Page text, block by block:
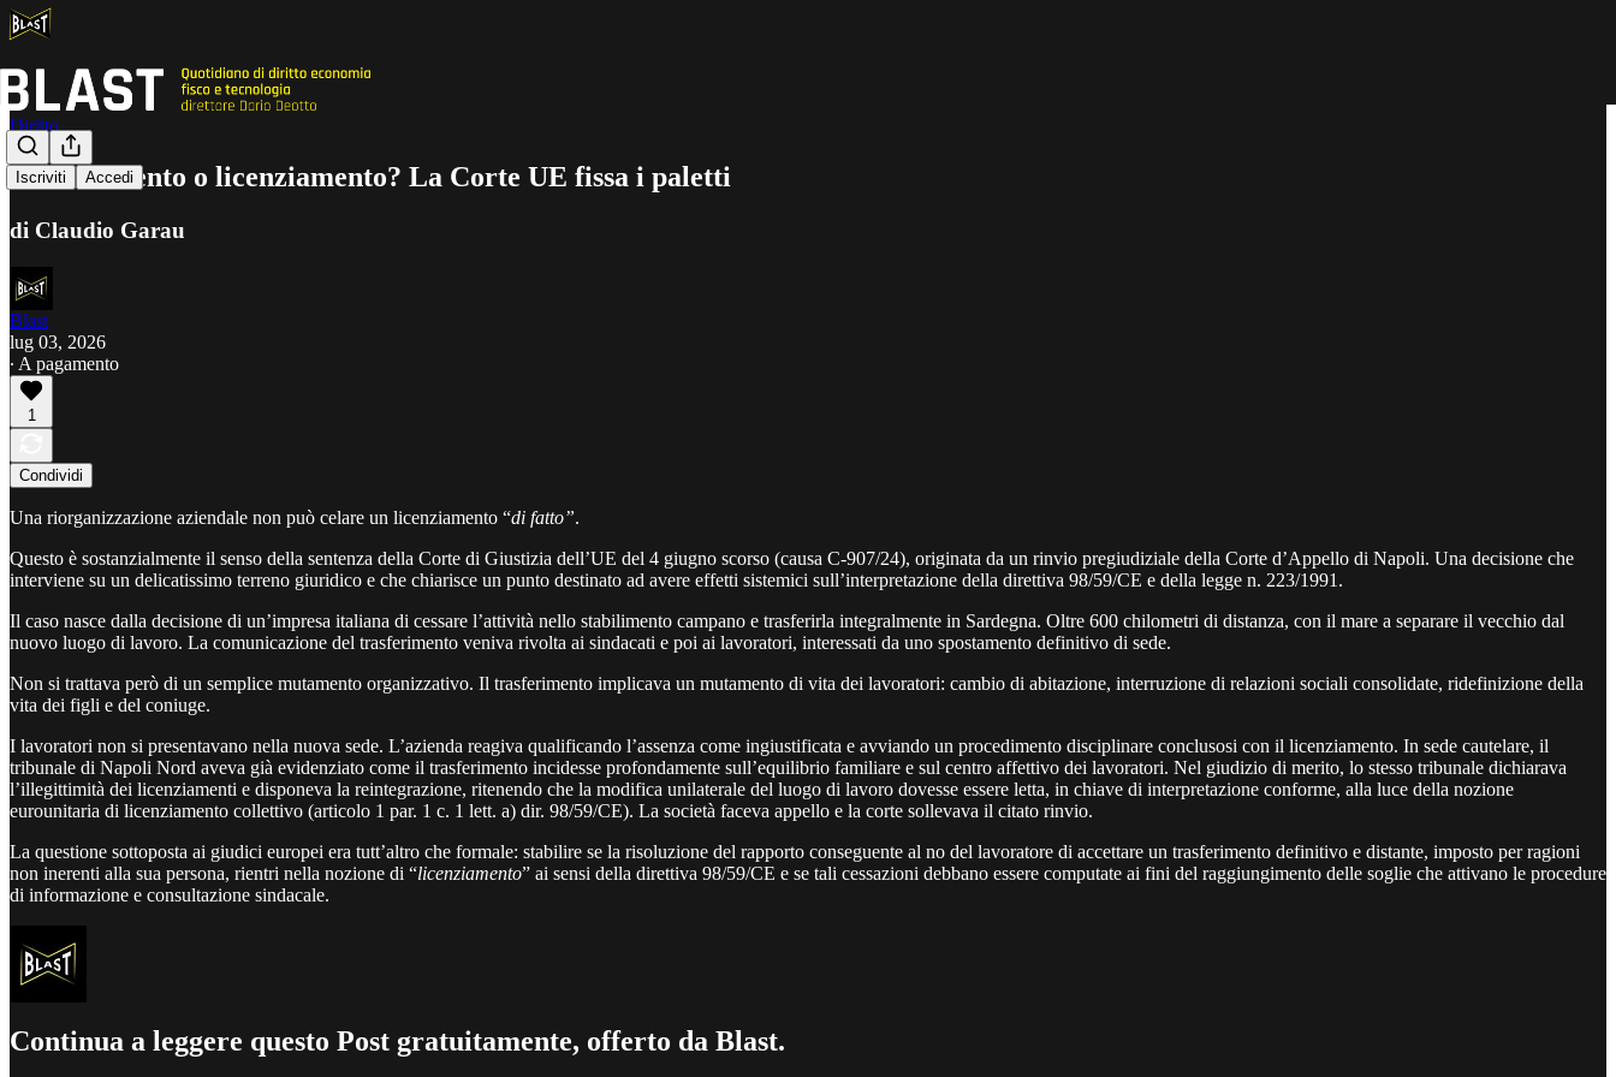
Iscriviti Accedi
Diritto
Trasferimento o licenziamento? La Corte UE fissa i paletti
di Claudio Garau
Blast
lug 03, 2026
∙ A pagamento
1
Condividi
Una riorganizzazione aziendale non può celare un licenziamento “di fatto”.
Questo è sostanzialmente il senso della sentenza della Corte di Giustizia dell’UE del 4 giugno scorso (causa C-907/24), originata da un rinvio pregiudiziale della Corte d’Appello di Napoli. Una decisione che
interviene su un delicatissimo terreno giuridico e che chiarisce un punto destinato ad avere effetti sistemici sull’interpretazione della direttiva 98/59/CE e della legge n. 223/1991.
Il caso nasce dalla decisione di un’impresa italiana di cessare l’attività nello stabilimento campano e trasferirla integralmente in Sardegna. Oltre 600 chilometri di distanza, con il mare a separare il vecchio dal
nuovo luogo di lavoro. La comunicazione del trasferimento veniva rivolta ai sindacati e poi ai lavoratori, interessati da uno spostamento definitivo di sede.
Non si trattava però di un semplice mutamento organizzativo. Il trasferimento implicava un mutamento di vita dei lavoratori: cambio di abitazione, interruzione di relazioni sociali consolidate, ridefinizione della
vita dei figli e del coniuge.
I lavoratori non si presentavano nella nuova sede. L’azienda reagiva qualificando l’assenza come ingiustificata e avviando un procedimento disciplinare conclusosi con il licenziamento. In sede cautelare, il
tribunale di Napoli Nord aveva già evidenziato come il trasferimento incidesse profondamente sull’equilibrio familiare e sul centro affettivo dei lavoratori. Nel giudizio di merito, lo stesso tribunale dichiarava
l’illegittimità dei licenziamenti e disponeva la reintegrazione, ritenendo che la modifica unilaterale del luogo di lavoro dovesse essere letta, in chiave di interpretazione conforme, alla luce della nozione
eurounitaria di licenziamento collettivo (articolo 1 par. 1 c. 1 lett. a) dir. 98/59/CE). La società faceva appello e la corte sollevava il citato rinvio.
La questione sottoposta ai giudici europei era tutt’altro che formale: stabilire se la risoluzione del rapporto conseguente al no del lavoratore di accettare un trasferimento definitivo e distante, imposto per ragioni
non inerenti alla sua persona, rientri nella nozione di “licenziamento” ai sensi della direttiva 98/59/CE e se tali cessazioni debbano essere computate ai fini del raggiungimento delle soglie che attivano le procedure
di informazione e consultazione sindacale.
Continua a leggere questo Post gratuitamente, offerto da Blast.